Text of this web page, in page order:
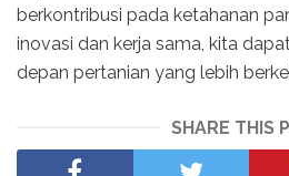
berkontribusi pada ketahanan
inovasi dan kerja sama, kita
depan pertanian yang lebih
SHARE THIS